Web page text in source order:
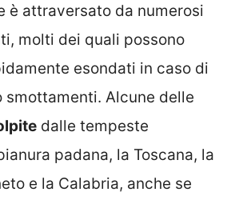
è attraversato da numerosi
molti dei quali possono
esondati in caso di
Alcune delle
dalle tempeste
padana, la Toscana, la
e la Calabria, anche se